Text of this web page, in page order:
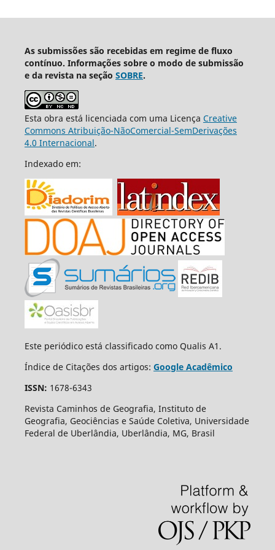
As submissões são recebidas em regime de fluxo
contínuo. Informações sobre o modo de submissão
e da revista na seção SOBRE.
Esta obra está licenciada com uma Licença Creative
Commons Atribuição-NãoComercial-SemDerivações
4.0 Internacional.
Indexado em:
Este periódico está classificado como Qualis A1.
Índice de Citações dos artigos: Google Acadêmico
ISSN: 1678-6343
Revista Caminhos de Geografia, Instituto de
Geografia, Geociências e Saúde Coletiva, Universidade
Federal de Uberlândia, Uberlândia, MG, Brasil